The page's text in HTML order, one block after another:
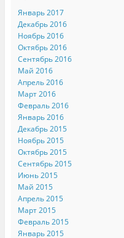
Январь 2017
Декабрь 2016
Ноябрь 2016
Октябрь 2016
Сентябрь 2016
Май 2016
Апрель 2016
Март 2016
Февраль 2016
Январь 2016
Декабрь 2015
Ноябрь 2015
Октябрь 2015
Сентябрь 2015
Июнь 2015
Май 2015
Апрель 2015
Март 2015
Февраль 2015
Январь 2015